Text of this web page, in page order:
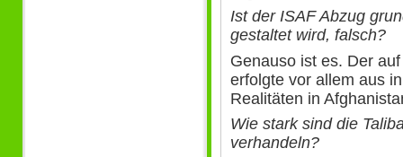
Ist der ISAF Abzug
gestaltet wird, falsch?
Genauso ist es. Der
erfolgte vor allem aus
Realitäten in
Wie stark sind die
verhandeln?